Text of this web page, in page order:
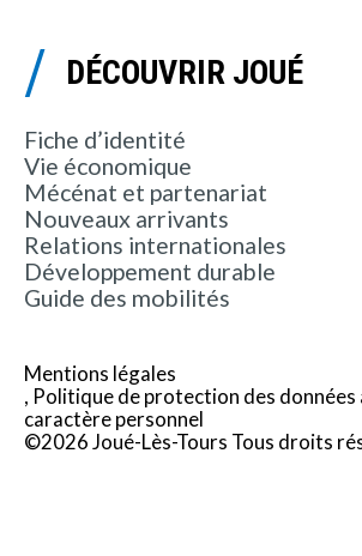
DÉCOUVRIR JOUÉ
Fiche d’identité
Vie économique
Mécénat et partenariat
Nouveaux arrivants
Relations internationales
Développement durable
Guide des mobilités
Mentions légales
Politique de protection des données
caractère personnel
©2026 Joué-Lès-Tours Tous droits